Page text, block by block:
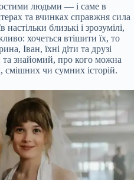
людьми — і саме в
та вчинках справжня сила
близькі і зрозумілі,
хочеться втішити їх, то
Іван, їхні діти та друзі
та знайомий, про кого можна
смішних чи сумних історій.